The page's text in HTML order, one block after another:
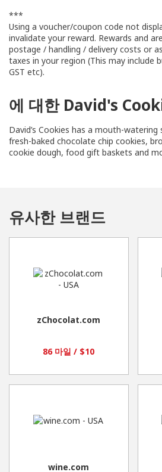
***
Using a voucher/coupon code not
invalidate your reward. Rewards and
postage / handling / delivery costs or
taxes in your region (This may include
GST etc).
에 대한 David's
David’s Cookies has a mouth-
fresh-baked chocolate chip cookies,
cookie dough, food gift baskets and
유사한 브랜드
zChocolat.com
86 마일 / $10
wine.com